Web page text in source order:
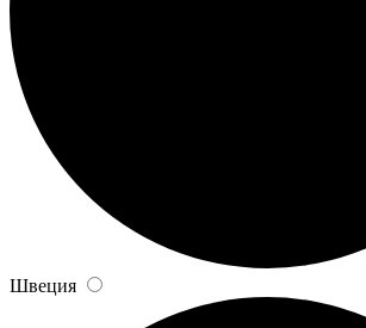
Швеция